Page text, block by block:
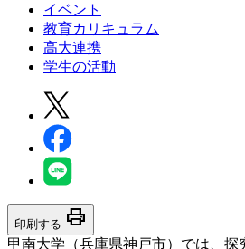
イベント
教育カリキュラム
高大連携
学生の活動
印刷する print
甲南大学（兵庫県神戸市）では、